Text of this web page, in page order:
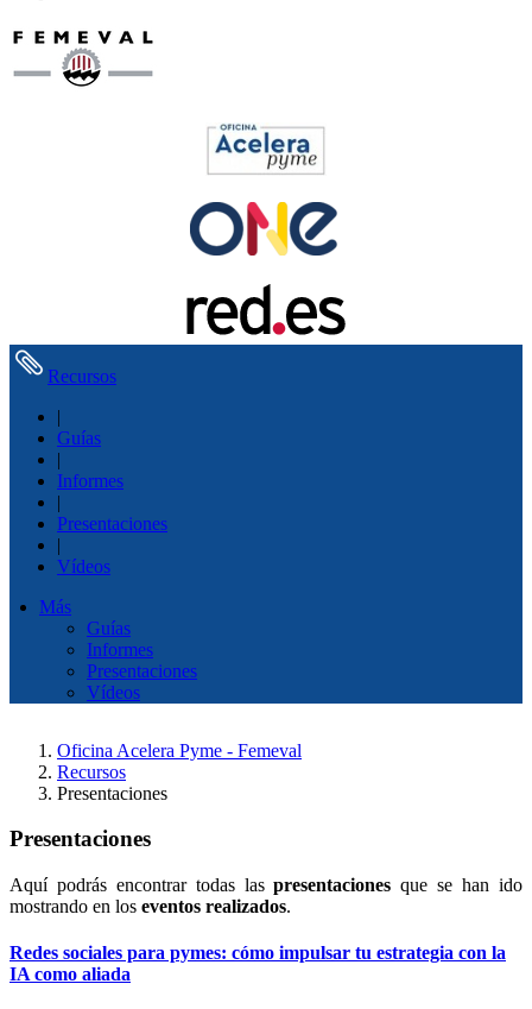
Recursos
|
Guías
|
Informes
|
Presentaciones
|
Vídeos
Más
Guías
Informes
Presentaciones
Vídeos
Oficina Acelera Pyme - Femeval
Recursos
Presentaciones
Presentaciones
Aquí podrás encontrar todas laspresentaciones que se han ido
mostrando en los eventos realizados.
Redes sociales para pymes: cómo impulsar tu estrategia con la
IA como aliada